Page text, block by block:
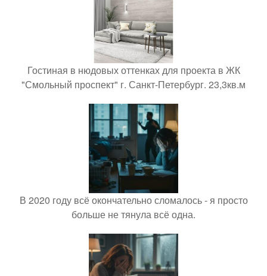
Гостиная в нюдовых оттенках для проекта в ЖК
"Смольный проспект" г. Санкт-Петербург. 23,3кв.м
В 2020 году всё окончательно сломалось - я просто
больше не тянула всё одна.